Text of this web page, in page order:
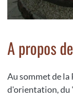
A propos
Au sommet de la
d'orientation, du